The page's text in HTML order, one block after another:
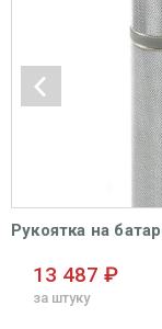
Рукоятка на
13 487 ₽
за штуку